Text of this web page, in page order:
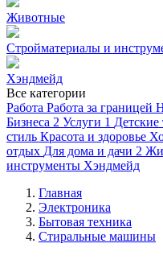
Животные
Стройматериалы и
Хэндмейд
Все категории
Работа Работа за границей
Бизнеса 2 Услуги 1 Детские
стиль Красота и здоровье
отдых Для дома и дачи 2
инструменты Хэндмейд
Главная
Электроника
Бытовая техника
Стиральные машины